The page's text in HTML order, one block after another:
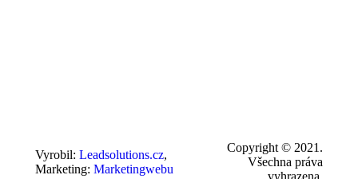
Vyrobil: Leadsolutions.cz,
Marketing: Marketingwebu
Copyright © 2021.
Všechna práva
vyhrazena.